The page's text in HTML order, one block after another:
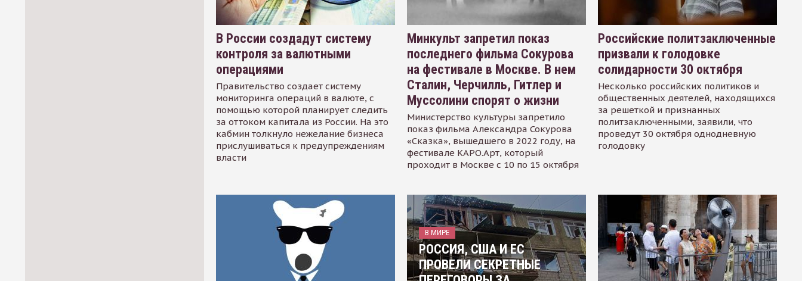
В России создадут систему
контроля за валютными
операциями
Правительство создает систему
мониторинга операций в валюте, с
помощью которой планирует следить
за оттоком капитала из России. На это
кабмин толкнуло нежелание бизнеса
прислушиваться к предупреждениям
власти
Минкульт запретил показ
последнего фильма Сокурова
на фестивале в Москве. В нем
Сталин, Черчилль, Гитлер и
Муссолини спорят о жизни
Министерство культуры запретило
показ фильма Александра Сокурова
«Сказка», вышедшего в 2022 году, на
фестивале КАРО.Арт, который
проходит в Москве с 10 по 15 октября
Российские политзаключенные
призвали к голодовке
солидарности 30 октября
Несколько российских политиков и
общественных деятелей, находящихся
за решеткой и признанных
политзаключенными, заявили, что
проведут 30 октября однодневную
голодовку
В МИРЕ
РОССИЯ, США И ЕС
ПРОВЕЛИ СЕКРЕТНЫЕ